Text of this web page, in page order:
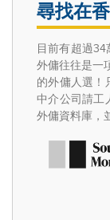
尋找在
目前有超過
外傭往往是一
的外傭人選！
中介公司請工
外傭資料庫，